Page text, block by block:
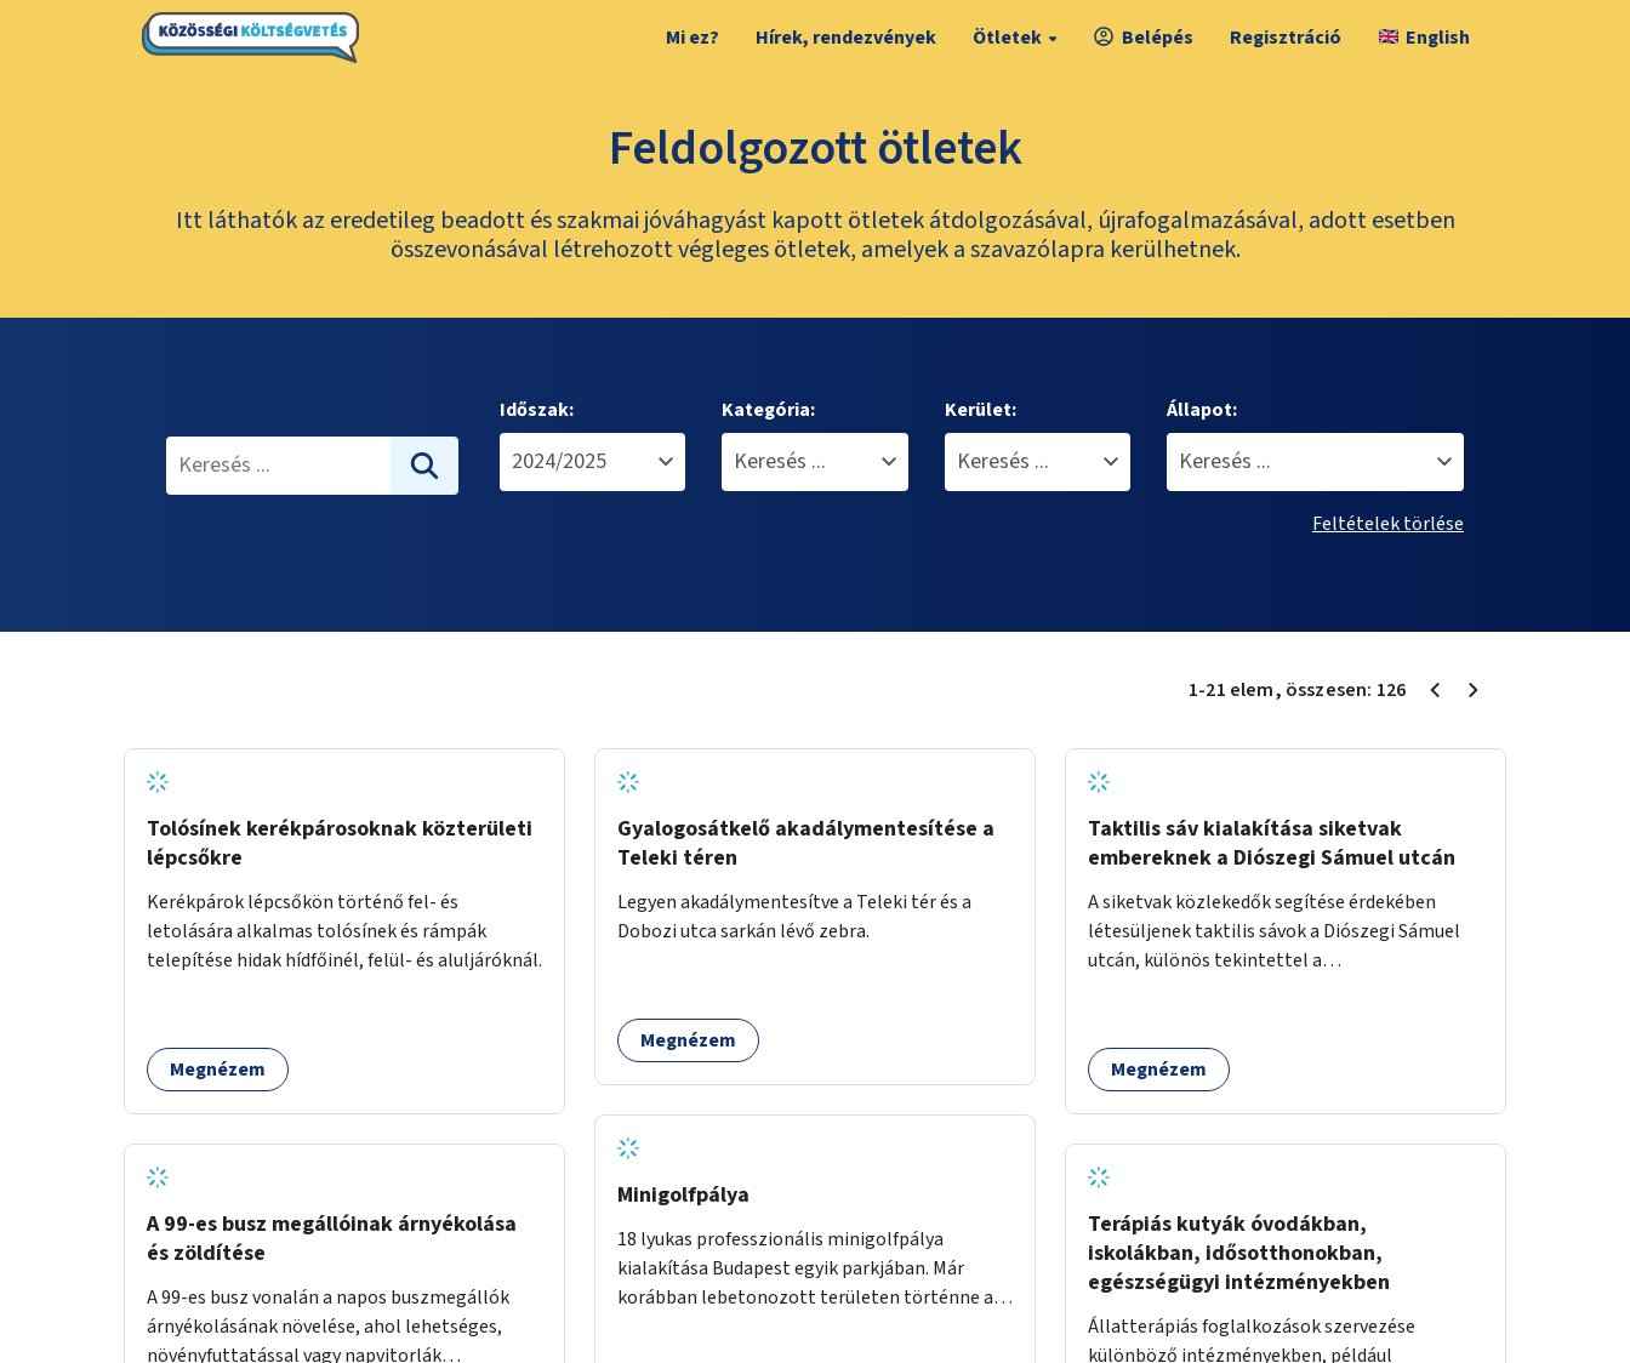
Mi ez? Hírek, rendezvények Ötletek Belépés Regisztráció English
Feldolgozott ötletek
Itt láthatók az eredetileg beadott és szakmai jóváhagyást kapott ötletek átdolgozásával, újrafogalmazásával, adott esetben
összevonásával létrehozott végleges ötletek, amelyek a szavazólapra kerülhetnek.
Időszak: Kategória: Kerület: Állapot:
Feltételek törlése
1-21 elem, összesen: 126
Tolósínek kerékpárosoknak közterületi
lépcsőkre
Kerékpárok lépcsőkön történő fel- és
letolására alkalmas tolósínek és rámpák
telepítése hidak hídfőinél, felül- és aluljáróknál.
Megnézem
A 99-es busz megállóinak árnyékolása
és zöldítése
A 99-es busz vonalán a napos buszmegállók
árnyékolásának növelése, ahol lehetséges,
növényfuttatással vagy napvitorlák
Gyalogosátkelő akadálymentesítése a
Teleki téren
Legyen akadálymentesítve a Teleki tér és a
Dobozi utca sarkán lévő zebra.
Megnézem
Minigolfpálya
18 lyukas professzionális minigolfpálya
kialakítása Budapest egyik parkjában. Már
korábban lebetonozott területen történne a
Taktilis sáv kialakítása siketvak
embereknek a Diószegi Sámuel utcán
A siketvak közlekedők segítése érdekében
létesüljenek taktilis sávok a Diószegi Sámuel
utcán, különös tekintettel a
Megnézem
Terápiás kutyák óvodákban,
iskolákban, idősotthonokban,
egészségügyi intézményekben
Állatterápiás foglalkozások szervezése
különböző intézményekben, például